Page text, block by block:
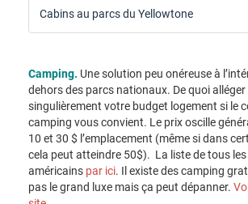
Cabins au parcs du Yellowtone
Camping. Une solution peu onéreuse à
dehors des parcs nationaux. De quoi alléger
singulièrement votre budget logement si le
camping vous convient. Le prix oscille
10 et 30 $ l’emplacement (même si dans
cela peut atteindre 50$). La liste de tous
américains par ici. Il existe des camping
pas le grand luxe mais ça peut dépanner.